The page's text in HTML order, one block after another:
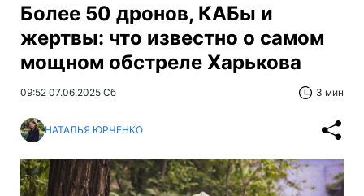
Более 50 дронов, КАБы и
жертвы: что известно о самом
мощном обстреле Харькова
09:52 07.06.2025 Сб 3 мин
НАТАЛЬЯ ЮРЧЕНКО